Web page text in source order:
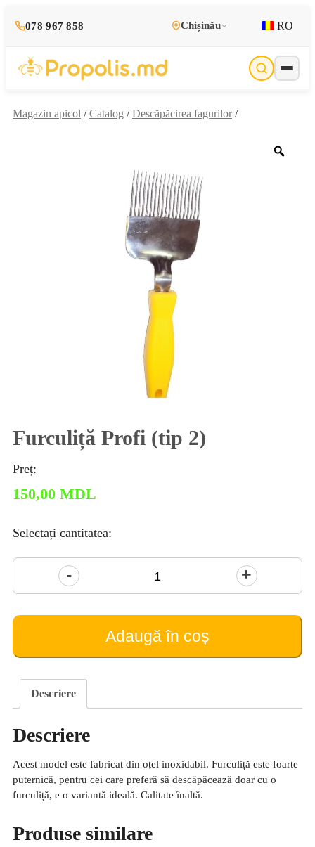
078 967 858 Chișinău RO
Magazin apicol / Catalog / Descăpăcirea fagurilor/
Furculiță Profi (tip 2)
Preț:
150,00 MDL
Selectați cantitatea:
Cantitate
Furculiță
Profi
Adaugă în coș
Descriere
Descriere
Acest model este fabricat din oțel inoxidabil. Furculiță este foarte
puternică, pentru cei care preferă să descăpăcează doar cu o
furculiță, e o variantă ideală. Calitate înaltă.
Produse similare